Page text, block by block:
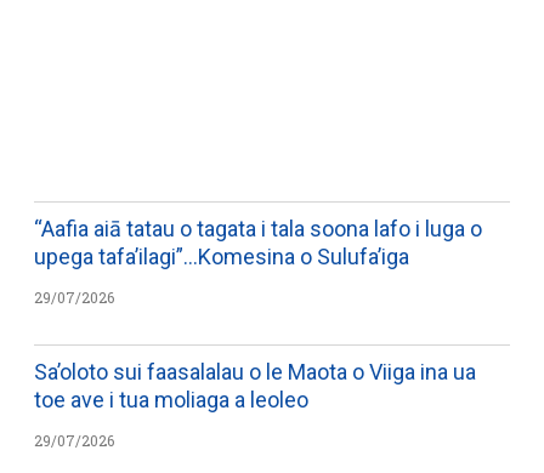
“Aafia aiā tatau o tagata i tala soona lafo i luga o
upega tafa’ilagi”…Komesina o Sulufa’iga
29/07/2026
Sa’oloto sui faasalalau o le Maota o Viiga ina ua
toe ave i tua moliaga a leoleo
29/07/2026